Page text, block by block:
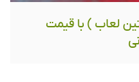
لعاب ) با قیمت